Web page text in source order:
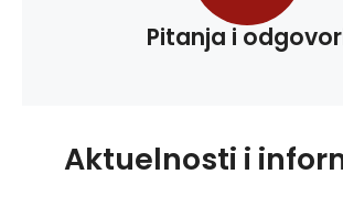
Pitanja i
Aktuelnosti i